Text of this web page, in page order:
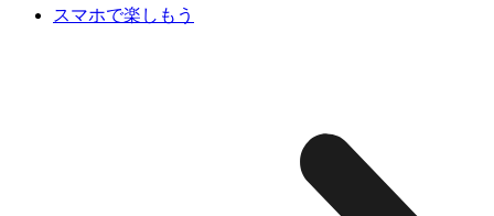
スマホで楽しもう